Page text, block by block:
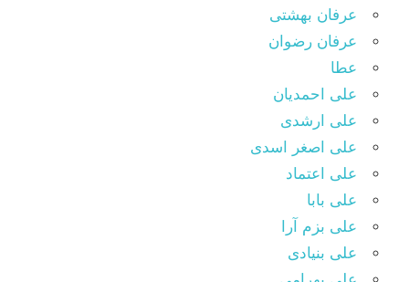
عرفان بهشتی
عرفان رضوان
عطا
علی احمدیان
علی ارشدی
علی اصغر اسدی
علی اعتماد
علی بابا
علی بزم آرا
علی بنیادی